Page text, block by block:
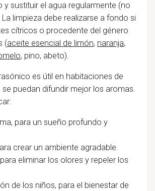
y sustituir el agua regularmente (no
limpieza debe realizarse a fondo si
cítricos o procedente del género
(aceite esencial de limón, naranja,
, pino, abeto).
es útil en habitaciones de
se puedan difundir mejor los aromas.
para un sueño profundo y
crear un ambiente agradable.
eliminar los olores y repeler los
de los niños, para el bienestar de